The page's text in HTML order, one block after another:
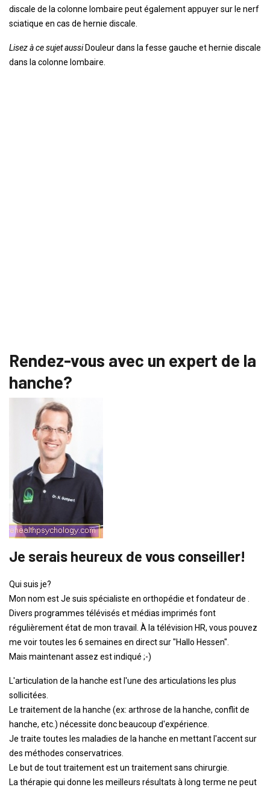
discale de la colonne lombaire peut également appuyer sur le nerf
sciatique en cas de hernie discale.
Lisez à ce sujet aussiDouleur dans la fesse gauche et hernie discale
dans la colonne lombaire.
Rendez-vous avec un expert de la
hanche?
Je serais heureux de vous conseiller!
Qui suis je?
Mon nom est Je suis spécialiste en orthopédie et fondateur de .
Divers programmes télévisés et médias imprimés font
régulièrement état de mon travail. À la télévision HR, vous pouvez
me voir toutes les 6 semaines en direct sur "Hallo Hessen".
Mais maintenant assez est indiqué ;-)
L'articulation de la hanche est l'une des articulations les plus
sollicitées.
Le traitement de la hanche (ex: arthrose de la hanche, conflit de
hanche, etc.) nécessite donc beaucoup d'expérience.
Je traite toutes les maladies de la hanche en mettant l'accent sur
des méthodes conservatrices.
Le but de tout traitement est un traitement sans chirurgie.
La thérapie qui donne les meilleurs résultats à long terme ne peut